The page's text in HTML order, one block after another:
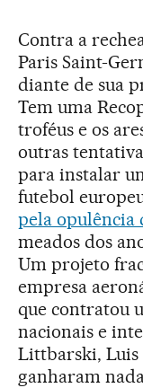
Contra a
Paris Saint-
diante de sua
Tem uma
troféus e os
outras
para instalar
futebol
pela opulência
meados dos
Um projeto
empresa
que contratou
nacionais e
Littbarski, Luis
ganharam